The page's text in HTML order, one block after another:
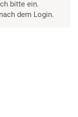
bitte ein.
dem Login.